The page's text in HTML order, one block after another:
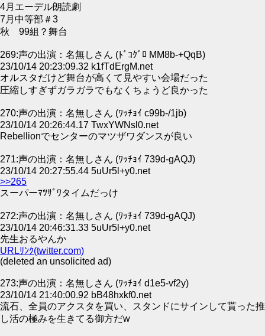
4月エーデル朗読劇
7月中等部＃3
秋 99組？舞台
269:声の出演：名無しさん (ﾄﾞｺｸﾞﾛ MM8b-+QqB)
23/10/14 20:23:09.32 k1fTdErgM.net
オルスタだけど舞台が高くて見やすい会場だった
圧縮しすぎずガラガラでもなくちょうど良かった
270:声の出演：名無しさん (ﾜｯﾁｮｲ c99b-/1jb)
23/10/14 20:26:44.17 TwxYWNsl0.net
Rebellionでセンターのマツザワダンスが良い
271:声の出演：名無しさん (ﾜｯﾁｮｲ 739d-gAQJ)
23/10/14 20:27:55.44 5uUr5l+y0.net
>>265
スーパーﾏﾂｻﾞﾜタイムだっけ
272:声の出演：名無しさん (ﾜｯﾁｮｲ 739d-gAQJ)
23/10/14 20:46:31.33 5uUr5l+y0.net
先生おるやんか
URLﾘﾝｸ(twitter.com)
(deleted an unsolicited ad)
273:声の出演：名無しさん (ﾜｯﾁｮｲ d1e5-vf2y)
23/10/14 21:40:00.92 bB48hxkf0.net
流石、全員のアクスタを買い、スタンドにサインして貰った推
し活の極みを生きてる御方だw